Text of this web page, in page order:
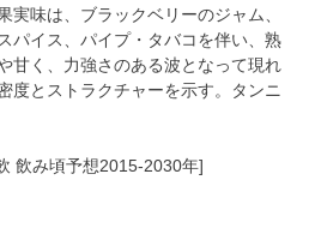
実味は、ブラックベリーのジャム、
パイス、パイプ・タバコを伴い、熟
甘く、力強さのある波となって現れ
度とストラクチャーを示す。タンニ
飲み頃予想2015-2030年]